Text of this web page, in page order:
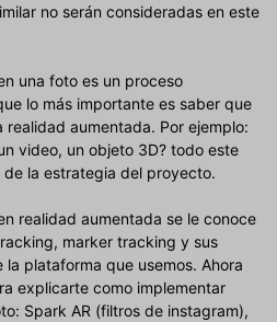
no serán consideradas en este
una foto es un proceso
lo más importante es saber que
aumentada. Por ejemplo:
video, un objeto 3D? todo este
la estrategia del proyecto.
realidad aumentada se le conoce
marker tracking y sus
plataforma que usemos. Ahora
explicarte como implementar
Spark AR (filtros de instagram),